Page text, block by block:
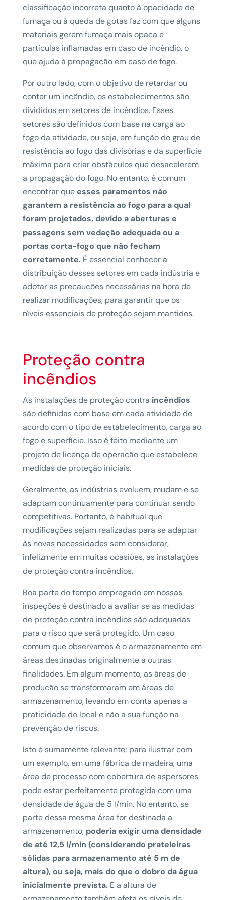
classificação incorreta quanto à opacidade de
fumaça ou à queda de gotas faz com que alguns
materiais gerem fumaça mais opaca e
partículas inflamadas em caso de incêndio, o
que ajuda à propagação em caso de fogo.
Por outro lado, com o objetivo de retardar ou
conter um incêndio, os estabelecimentos são
divididos em setores de incêndios. Esses
setores são definidos com base na carga ao
fogo da atividade, ou seja, em função do grau de
resistência ao fogo das divisórias e da superfície
máxima para criar obstáculos que desacelerem
a propagação do fogo. No entanto, é comum
encontrar queesses paramentos não
garantem a resistência ao fogo para a qual
foram projetados, devido a aberturas e
passagens sem vedação adequada ou a
portas corta-fogo que não fecham
corretamente.É essencial conhecer a
distribuição desses setores em cada indústria e
adotar as precauções necessárias na hora de
realizar modificações, para garantir que os
níveis essenciais de proteção sejam mantidos.
Proteção contra
incêndios
As instalações de proteção contra incêndios
são definidas com base em cada atividade de
acordo com o tipo de estabelecimento, carga ao
fogo e superfície. Isso é feito mediante um
projeto de licença de operação que estabelece
medidas de proteção iniciais.
Geralmente, as indústrias evoluem, mudam e se
adaptam continuamente para continuar sendo
competitivas. Portanto, é habitual que
modificações sejam realizadas para se adaptar
às novas necessidades sem considerar,
infelizmente em muitas ocasiões, as instalações
de proteção contra incêndios.
Boa parte do tempo empregado em nossas
inspeções é destinado a avaliar se as medidas
de proteção contra incêndios são adequadas
para o risco que será protegido. Um caso
comum que observamos é o armazenamento em
áreas destinadas originalmente a outras
finalidades. Em algum momento, as áreas de
produção se transformaram em áreas de
armazenamento, levando em conta apenas a
praticidade do local e não a sua função na
prevenção de riscos.
Isto é sumamente relevante; para ilustrar com
um exemplo, em uma fábrica de madeira, uma
área de processo com cobertura de aspersores
pode estar perfeitamente protegida com uma
densidade de água de 5 l/min. No entanto, se
parte dessa mesma área for destinada a
armazenamento, poderia exigir uma densidade
de até 12,5 l/min (considerando prateleiras
sólidas para armazenamento até 5 m de
altura), ou seja, mais do que o dobro da água
inicialmente prevista.E a altura de